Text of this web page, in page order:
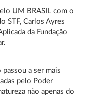
UM BRASIL com o
STF, Carlos Ayres
da Fundação
a ser mais
pelo Poder
não apenas do